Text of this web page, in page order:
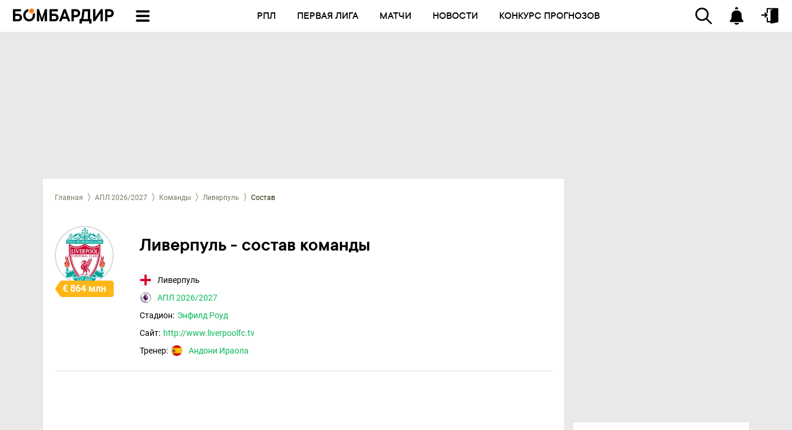
РПЛ ПЕРВАЯ ЛИГА МАТЧИ НОВОСТИ КОНКУРС ПРОГНОЗОВ
Главная АПЛ 2026/2027 Команды Ливерпуль Состав
€ 864 млн
Ливерпуль - состав команды
Ливерпуль
АПЛ 2026/2027
Стадион: Энфилд Роуд
Сайт: http://www.liverpoolfc.tv
Тренер:
Андони Ираола